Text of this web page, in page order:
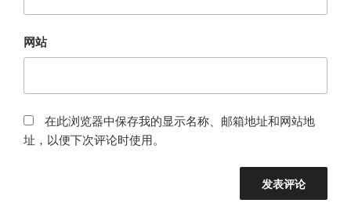
网站
在此浏览器中保存我的显示名称、邮箱地址和网站地
址，以便下次评论时使用。